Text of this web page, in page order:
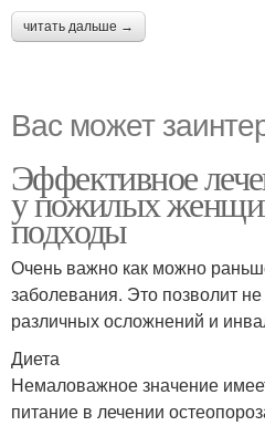
читать дальше →
Вас может
Эффективное
у пожилых
подходы
Очень важно как можно
заболевания. Это позволит
различных осложнений и
Диета
Немаловажное значение
питание в лечении